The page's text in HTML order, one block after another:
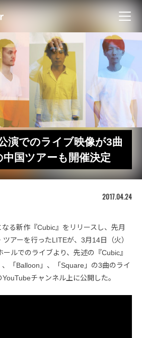
演でのライブ映像が3曲
国ツアーも開催決定
2017.04.24
る新作『Cubic』をリリースし、先月
アーを行ったLITEが、3月14日（火）
ルでのライブより、先述の『Cubic』
「Balloon」、「Square」の3曲のライ
YouTubeチャンネル上に公開した。